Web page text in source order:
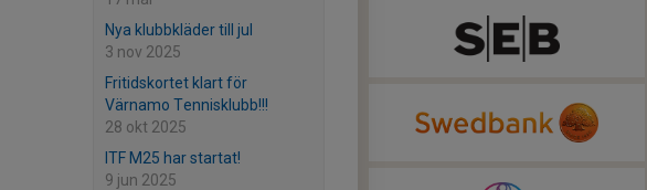
Nya klubbkläder till jul
3 nov 2025
Fritidskortet klart för
Värnamo Tennisklubb!!!
28 okt 2025
ITF M25 har startat!
9 jun 2025